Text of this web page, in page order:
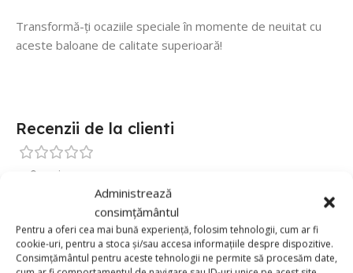
Administrează
consimțământul
Pentru a oferi cea mai bună experiență, folosim tehnologii, cum ar fi
cookie-uri, pentru a stoca și/sau accesa informațiile despre dispozitive.
Consimțământul pentru aceste tehnologii ne permite să procesăm date,
Transformă-ți ocaziile speciale în momente de neuitat cu
aceste baloane de calitate superioară!
Recenzii de la clienti
0 reviews
0
0